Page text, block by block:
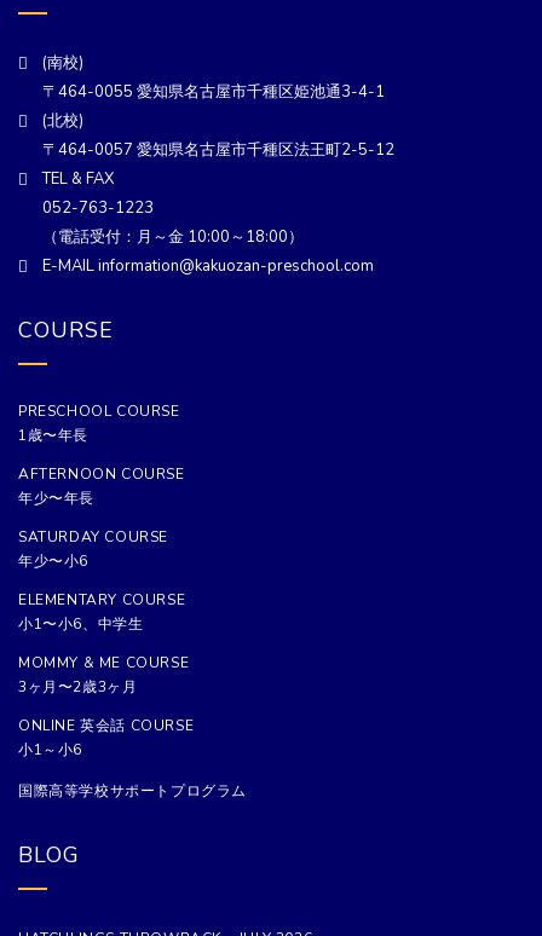
(南校)
〒464-0055 愛知県名古屋市千種区姫池通3-4-1
(北校)
〒464-0057 愛知県名古屋市千種区法王町2-5-12
TEL & FAX
052-763-1223
（電話受付：月～金 10:00～18:00）
E-MAIL information@kakuozan-preschool.com
COURSE
PRESCHOOL COURSE
1歳〜年長
AFTERNOON COURSE
年少〜年長
SATURDAY COURSE
年少〜小6
ELEMENTARY COURSE
小1〜小6、中学生
MOMMY & ME COURSE
3ヶ月〜2歳3ヶ月
ONLINE 英会話 COURSE
小1～小6
国際高等学校サポートプログラム
BLOG